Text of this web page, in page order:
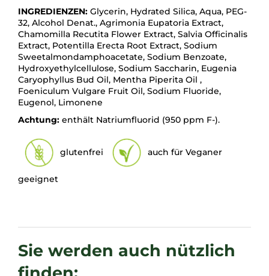
INGREDIENZEN: Glycerin, Hydrated Silica, Aqua, PEG-
32, Alcohol Denat., Agrimonia Eupatoria Extract,
Chamomilla Recutita Flower Extract, Salvia Officinalis
Extract, Potentilla Erecta Root Extract, Sodium
Sweetalmondamphoacetate, Sodium Benzoate,
Hydroxyethylcellulose, Sodium Saccharin, Eugenia
Caryophyllus Bud Oil, Mentha Piperita Oil ,
Foeniculum Vulgare Fruit Oil, Sodium Fluoride,
Eugenol, Limonene
Achtung: enthält Natriumfluorid (950 ppm F-).
glutenfrei auch für Veganer
geeignet